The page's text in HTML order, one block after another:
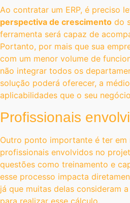
Ao contratar um ERP, é preciso
perspectiva de crescimento do
ferramenta será capaz de
Portanto, por mais que sua
com um menor volume de
não integrar todos os
solução poderá oferecer, a
aplicabilidades que o seu
Profissionais
Outro ponto importante é ter em
profissionais envolvidos no
questões como treinamento e
esse processo impacta
já que muitas delas consideram
para realizar esse cálculo.